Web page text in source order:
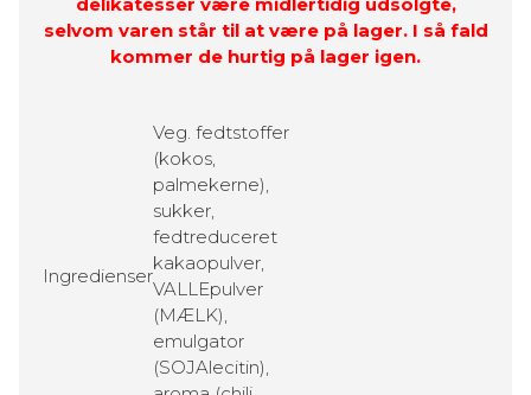
selvom varen står til at være på lager. I så fald
kommer de hurtig på lager igen.
Ingredienser
Veg. fedtstoffer
(kokos,
palmekerne),
sukker,
fedtreduceret
kakaopulver,
VALLEpulver
(MÆLK),
emulgator
(SOJAlecitin),